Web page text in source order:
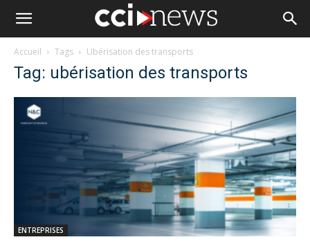
Accueil Tags Ubérisation des transports
Tag: ubérisation des transports
ENTREPRISES